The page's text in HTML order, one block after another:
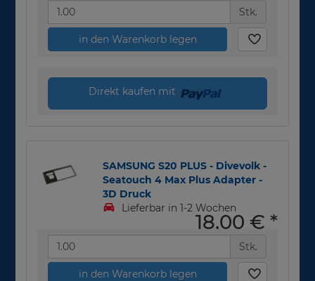
Stk.
in den Warenkorb legen
Direkt kaufen mit
SAMSUNG S20 PLUS - Divevolk -
Seatouch 4 Max Plus Adapter -
3D Druck
Lieferbar in 1-2 Wochen
18,00 € *
Stk.
in den Warenkorb legen